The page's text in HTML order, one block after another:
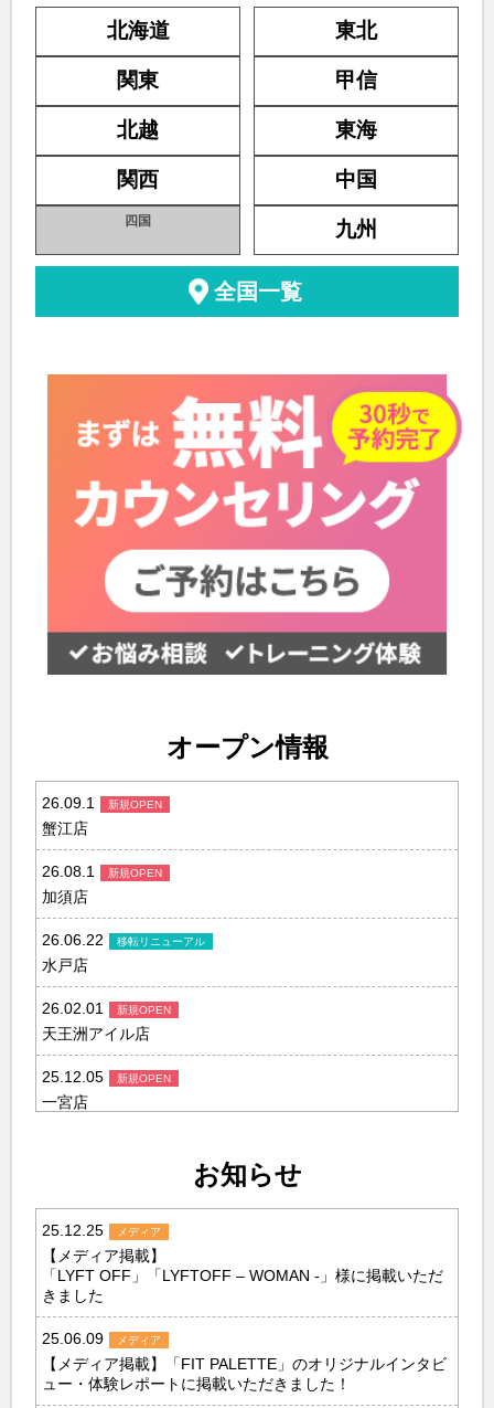
北海道 東北
関東 甲信
北越 東海
関西 中国
四国 九州
全国一覧
オープン情報
26.09.1
蟹江店
26.08.1
加須店
26.06.22
水戸店
26.02.01
天王洲アイル店
25.12.05
一宮店
25.07.26
福山店
25.05.01
六町店
盛岡店
お知らせ
25.12.25
【メディア掲載】
「LYFT OFF」「LYFTOFF – WOMAN -」様に掲載いただ
きました
25.06.09
【メディア掲載】「FIT PALETTE」のオリジナルインタビ
ュー・体験レポートに掲載いただきました！